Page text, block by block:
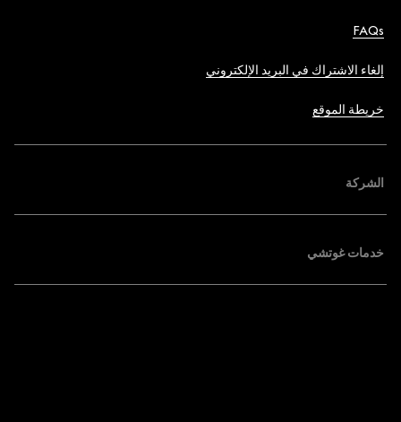
FAQs
إلغاء الاشتراك في البريد الإلكتروني
خريطة الموقع
الشركة
خدمات غوتشي